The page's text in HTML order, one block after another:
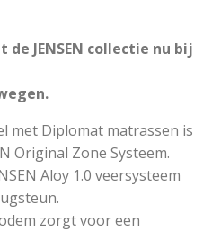
JENSEN collectie nu bij
met Diplomat matrassen is
Original Zone Systeem.
Aloy 1.0 veersysteem
zorgt voor een